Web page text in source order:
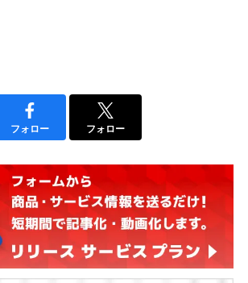
フォロー フォロー